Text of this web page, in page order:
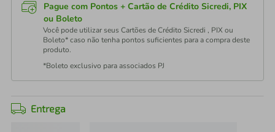
Pague com Pontos + Cartão de Crédito Sicredi, PIX
ou Boleto
Você pode utilizar seus Cartões de Crédito Sicredi , PIX ou
Boleto* caso não tenha pontos suficientes para a compra deste
produto.
*Boleto exclusivo para associados PJ
Entrega